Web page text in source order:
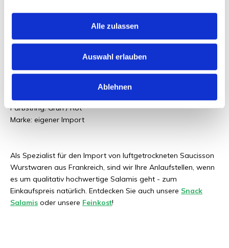
Alle zulassen
Auswahl erlauben
Ablehnen
2 Monate haltbar. Verschlossene Verpackungen bewahren Sie
am besten im Kühlschrank bei einer Temperatur von 4 Grad
auf. So bleibt die französische Saucisson schön saftig.
Andere Informationen:
Farbstring: Grün / Rot
Marke: eigener Import
Als Spezialist für den Import von luftgetrockneten Saucisson
Wurstwaren aus Frankreich, sind wir Ihre Anlaufstellen, wenn
es um qualitativ hochwertige Salamis geht - zum
Einkaufspreis natürlich. Entdecken Sie auch unsere Snack
Salamis oder unsere Feinkost!